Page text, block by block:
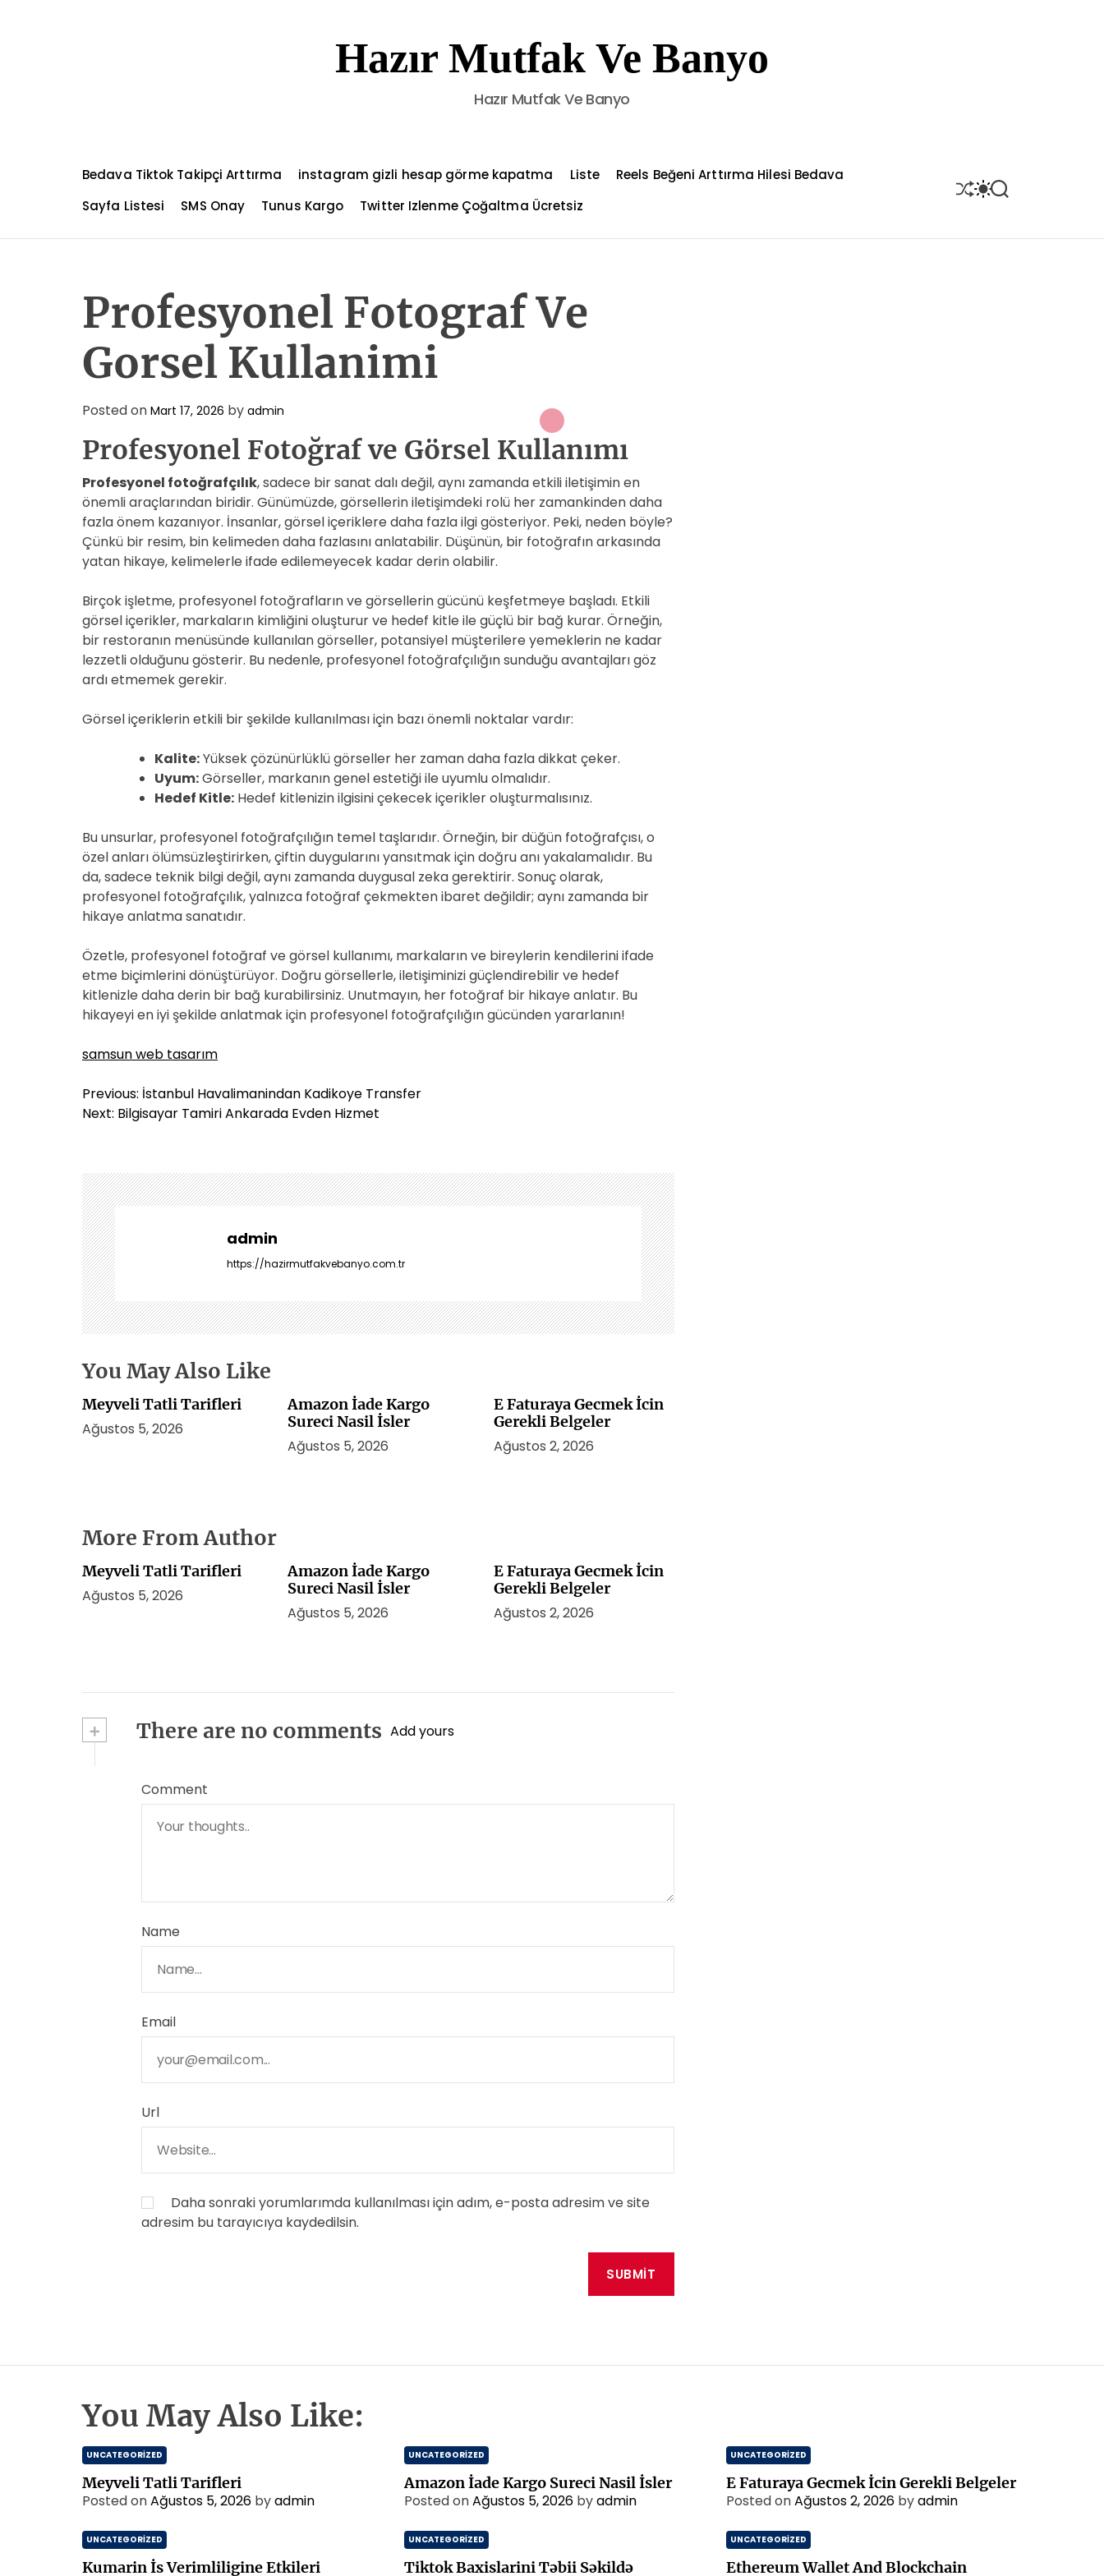
t
Hazır Mutfak Ve Banyo
Hazır Mutfak Ve Banyo
Bedava Tiktok Takipçi Arttırma instagram gizli hesap görme kapatma Liste
Reels Beğeni Arttırma Hilesi Bedava
Sayfa Listesi
SMS Onay Tunus Kargo Twitter Izlenme Çoğaltma Ücretsiz
S
H
S
W
S
E
Profesyonel Fotograf Ve
Gorsel Kullanimi
Posted on Mart 17, 2026 by admin
Profesyonel Fotoğraf ve Görsel Kullanımı
Profesyonel fotoğrafçılık, sadece bir sanat dalı değil, aynı zamanda etkili iletişimin en
önemli araçlarından biridir. Günümüzde, görsellerin iletişimdeki rolü her zamankinden daha
fazla önem kazanıyor. İnsanlar, görsel içeriklere daha fazla ilgi gösteriyor. Peki, neden böyle?
Çünkü bir resim, bin kelimeden daha fazlasını anlatabilir. Düşünün, bir fotoğrafın arkasında
yatan hikaye, kelimelerle ifade edilemeyecek kadar derin olabilir.
Birçok işletme, profesyonel fotoğrafların ve görsellerin gücünü keşfetmeye başladı. Etkili
görsel içerikler, markaların kimliğini oluşturur ve hedef kitle ile güçlü bir bağ kurar. Örneğin,
bir restoranın menüsünde kullanılan görseller, potansiyel müşterilere yemeklerin ne kadar
lezzetli olduğunu gösterir. Bu nedenle, profesyonel fotoğrafçılığın sunduğu avantajları göz
ardı etmemek gerekir.
Görsel içeriklerin etkili bir şekilde kullanılması için bazı önemli noktalar vardır:
Kalite:Yüksek çözünürlüklü görseller her zaman daha fazla dikkat çeker.
Uyum:Görseller, markanın genel estetiği ile uyumlu olmalıdır.
Hedef Kitle: Hedef kitlenizin ilgisini çekecek içerikler oluşturmalısınız.
Bu unsurlar, profesyonel fotoğrafçılığın temel taşlarıdır. Örneğin, bir düğün fotoğrafçısı, o
özel anları ölümsüzleştirirken, çiftin duygularını yansıtmak için doğru anı yakalamalıdır. Bu
da, sadece teknik bilgi değil, aynı zamanda duygusal zeka gerektirir. Sonuç olarak,
profesyonel fotoğrafçılık, yalnızca fotoğraf çekmekten ibaret değildir; aynı zamanda bir
hikaye anlatma sanatıdır.
Özetle, profesyonel fotoğraf ve görsel kullanımı, markaların ve bireylerin kendilerini ifade
etme biçimlerini dönüştürüyor. Doğru görsellerle, iletişiminizi güçlendirebilir ve hedef
kitlenizle daha derin bir bağ kurabilirsiniz. Unutmayın, her fotoğraf bir hikaye anlatır. Bu
hikayeyi en iyi şekilde anlatmak için profesyonel fotoğrafçılığın gücünden yararlanın!
samsun web tasarım
Y
a
g
e
z
i
n
m
e
s
i
Previous: İstanbul Havalimanindan Kadikoye Transfer
Next: Bilgisayar Tamiri Ankarada Evden Hizmet
admin
https://hazirmutfakvebanyo.com.tr
You May Also Like
Meyveli Tatli Tarifleri
Ağustos 5, 2026
Amazon İade Kargo
Sureci Nasil İsler
Ağustos 5, 2026
E Faturaya Gecmek İcin
Gerekli Belgeler
Ağustos 2, 2026
More From Author
Meyveli Tatli Tarifleri
Ağustos 5, 2026
Amazon İade Kargo
Sureci Nasil İsler
Ağustos 5, 2026
E Faturaya Gecmek İcin
Gerekli Belgeler
Ağustos 2, 2026
+ There are no comments Add yours
Comment
Name
Email
Url
Daha sonraki yorumlarımda kullanılması için adım, e-posta adresim ve site
adresim bu tarayıcıya kaydedilsin.
You May Also Like:
UNCATEGORIZED
Meyveli Tatli Tarifleri
Posted onAğustos 5, 2026 byadmin
UNCATEGORIZED
Amazon İade Kargo Sureci Nasil İsler
Posted onAğustos 5, 2026 byadmin
UNCATEGORIZED
E Faturaya Gecmek İcin Gerekli Belgeler
Posted onAğustos 2, 2026 byadmin
UNCATEGORIZED
Kumarin İs Verimliligine Etkileri
UNCATEGORIZED
Tiktok Baxislarini Təbii Səkildə
UNCATEGORIZED
Ethereum Wallet And Blockchain